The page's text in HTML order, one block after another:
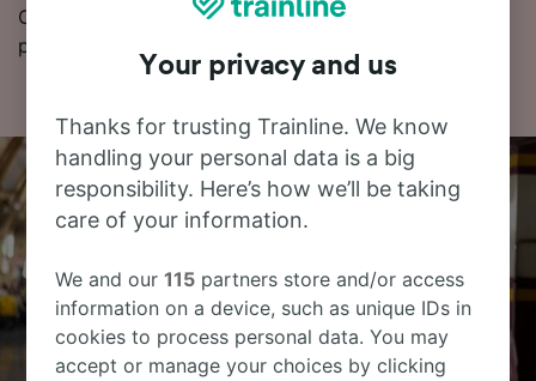
Chcesz przejść od razu do rezerwacji? Już teraz
poszukaj biletów w naszym serwisie!
Your privacy and us
Thanks for trusting Trainline. We know
handling your personal data is a big
responsibility. Here’s how we’ll be taking
care of your information.
We and our115 partners store and/or access
information on a device, such as unique IDs in
cookies to process personal data. You may
accept or manage your choices by clicking